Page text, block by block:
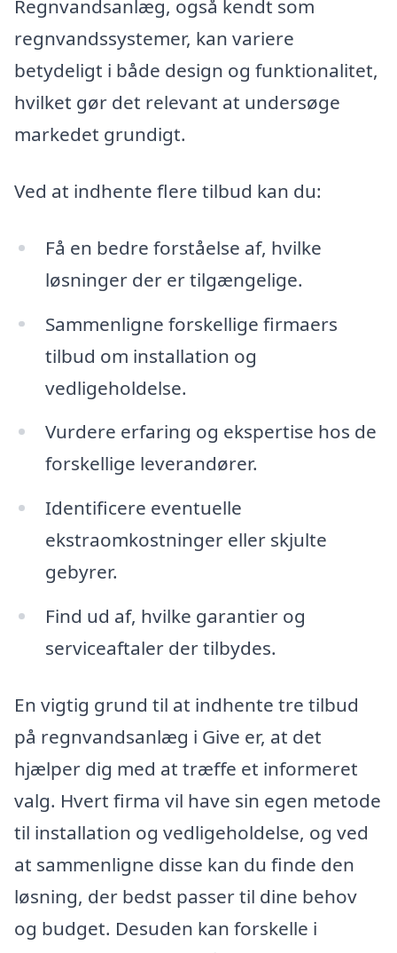
Regnvandsanlæg, også kendt som
regnvandssystemer, kan variere
betydeligt i både design og funktionalitet,
hvilket gør det relevant at undersøge
markedet grundigt.
Ved at indhente flere tilbud kan du:
Få en bedre forståelse af, hvilke
løsninger der er tilgængelige.
Sammenligne forskellige firmaers
tilbud om installation og
vedligeholdelse.
Vurdere erfaring og ekspertise hos de
forskellige leverandører.
Identificere eventuelle
ekstraomkostninger eller skjulte
gebyrer.
Find ud af, hvilke garantier og
serviceaftaler der tilbydes.
En vigtig grund til at indhente tre tilbud
på regnvandsanlæg i Give er, at det
hjælper dig med at træffe et informeret
valg. Hvert firma vil have sin egen metode
til installation og vedligeholdelse, og ved
at sammenligne disse kan du finde den
løsning, der bedst passer til dine behov
og budget. Desuden kan forskelle i